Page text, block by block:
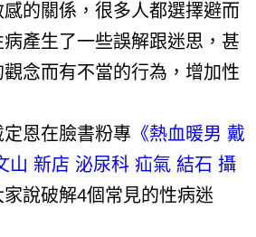
的關係，很多人都選擇避而
產生了一些誤解跟迷思，甚
念而有不當的行為，增加性
恩在臉書粉專 《熱血暖男 戴
山 新店 泌尿科 疝氣 結石 攝
家說破解4個常見的性病迷